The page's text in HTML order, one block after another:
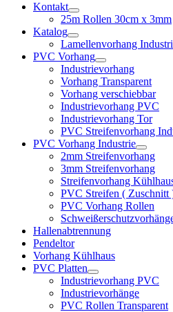
Kontakt
25m Rollen 30cm x 3mm
Katalog
Lamellenvorhang
PVC Vorhang
Industrievorhang
Vorhang Transparent
Vorhang verschiebbar
Industrievorhang PVC
Industrievorhang Tor
PVC Streifenvorhang
PVC Vorhang Industrie
2mm Streifenvorhang
3mm Streifenvorhang
Streifenvorhang
PVC Streifen ( Zuschnitt
PVC Vorhang Rollen
Hallenabtrennung
Pendeltor
Vorhang Kühlhaus
PVC Platten
Industrievorhang PVC
Industrievorhänge
PVC Rollen Transparent